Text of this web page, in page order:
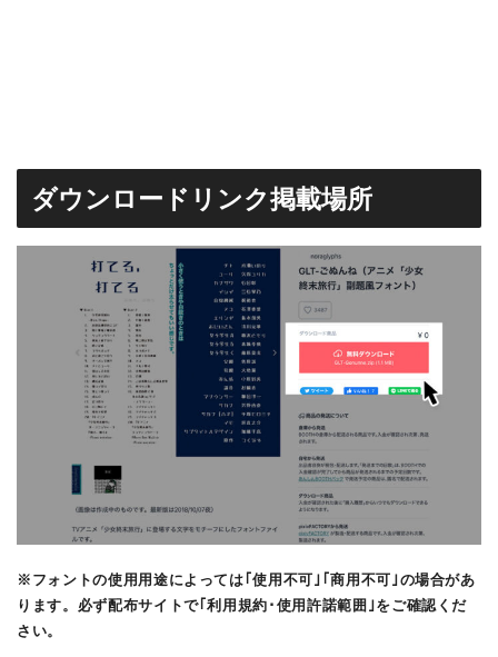
ダウンロードリンク掲載場所
※フォントの使用用途によっては｢使用不可｣｢商用不可｣の場合があ
ります。必ず配布サイトで｢利用規約･使用許諾範囲｣をご確認くだ
さい。